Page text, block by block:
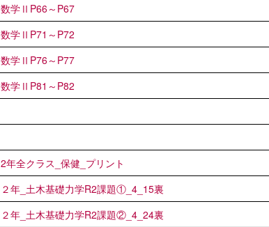
数学ⅡP66～P67
数学ⅡP71～P72
数学ⅡP76～P77
数学ⅡP81～P82
2年全クラス_保健_プリント
２年_土木基礎力学R2課題①_4_15裏
２年_土木基礎力学R2課題②_4_24裏